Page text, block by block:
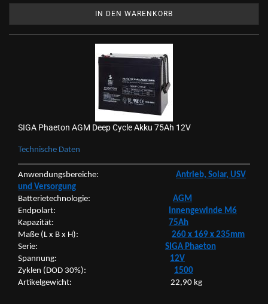
IN DEN WARENKORB
SIGA Phae­ton AGM Deep Cycle Akku 75Ah 12V
Tech­ni­sche Daten
An­wen­dungs­be­rei­che: An­trieb, Solar, USV
und Ver­sor­gung
Bat­te­rie­tech­no­lo­gie: AGM
End­po­lart: In­nen­ge­win­de M6
Ka­pa­zi­tät: 75Ah
Maße (L x B x H): 260 x 169 x 235mm
Serie: SIGA Phae­ton
Span­nung: 12V
Zy­klen (DOD 30%): 1500
Ar­ti­kel­ge­wicht: 22,90 kg